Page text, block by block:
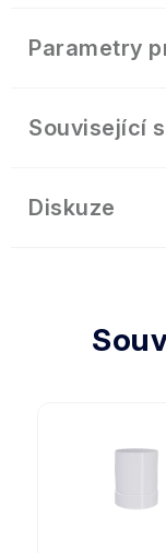
Parametry
Související
Diskuze